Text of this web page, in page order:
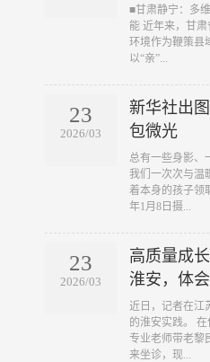
​■甘肃静宁：多
能 近年来，甘
环境作为鞭策县
以“亲”...
23
2026/03
新华社出
包微光
总有一些身影、
我们一次次与温
着本身的孩子领
年1月8日摄...
23
2026/03
高质量成
淮安，体会
近日，记者在江
的淮安实践。 在
专业老师带老黎
来坐诊，现...